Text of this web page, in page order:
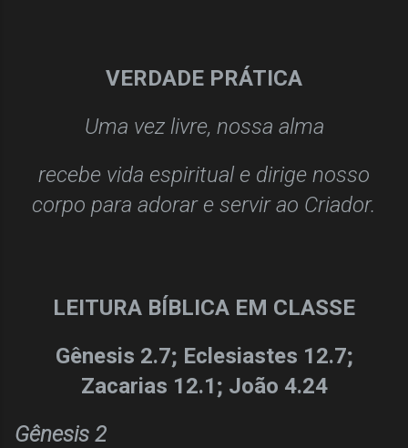
VERDADE PRÁTICA
Uma vez livre, nossa alma
recebe vida espiritual e dirige nosso
corpo para adorar e servir ao Criador.
LEITURA BÍBLICA EM CLASSE
Gênesis 2.7; Eclesiastes 12.7;
Zacarias 12.1; João 4.24
Gênesis 2